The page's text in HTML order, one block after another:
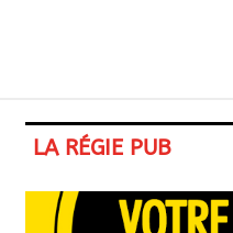
LA RÉGIE PUB